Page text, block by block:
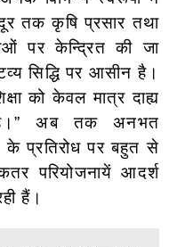
तक कृषि प्रसार तथा
पर केन्द्रित की जा
सिद्धि पर आसीन है।
को केवल मात्र दाह्य
अब तक अनभत
प्रतिरोध पर बहुत से
परियोजनायें आदर्श
हैं।